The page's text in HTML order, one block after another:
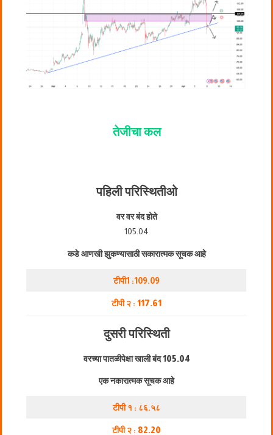
तेजीचा कल
पहिली परिस्थितीओ
वर वर बंद होते
105.04
कडे आणखी झुकण्यासाठी सकारात्मक सूचक आहे
टीपी1 :109.09
टीपी २ : 117.61
दुसरी परिस्थिती
वरच्या पातळीपेक्षा खाली बंद105.04
एक नकारात्मक सूचक आहे
टीपी १ : ८६.५८
टीपी २ : 82.20